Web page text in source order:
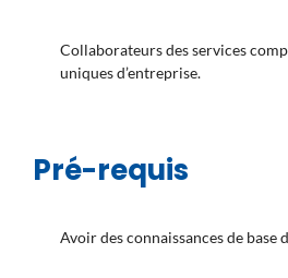
Collaborateurs des services
uniques d’entreprise.
Pré-requis
Avoir des connaissances de